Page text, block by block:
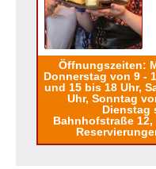
Öffnungszeiten:
Donnerstag von 9 -
und 15 bis 18 Uhr,
Uhr, Sonntag
Dienstag
Bahnhofstraße